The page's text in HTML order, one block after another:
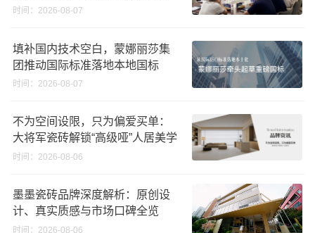
化发展新路径
时间：2026-08-07
填补国内技术空白，蒙娜丽莎集
团推动国际标准落地本地国标
时间：2026-08-07
不为空间设限，只为偏爱买单：
大将军瓷砖解锁“高级哑”人居美学
时间：2026-08-06
墨墨瓷砖品牌深度解析：原创设
计、真实质感与市场口碑全览
时间：2026-08-06